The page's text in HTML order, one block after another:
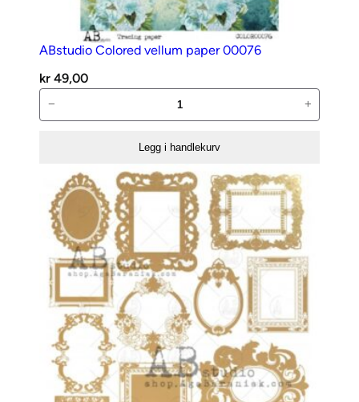
ABstudio Colored vellum paper 00076
kr 49,00
Colored
00076
antall
− +
Legg i handlekurv